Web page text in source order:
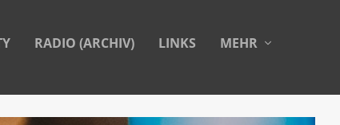
RADIO (ARCHIV) LINKS MEHR